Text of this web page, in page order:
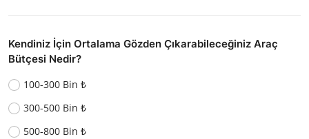
Kendiniz İçin Ortalama Gözden Çıkarabileceğiniz Araç
Bütçesi Nedir?
100-300 Bin ₺
300-500 Bin ₺
500-800 Bin ₺